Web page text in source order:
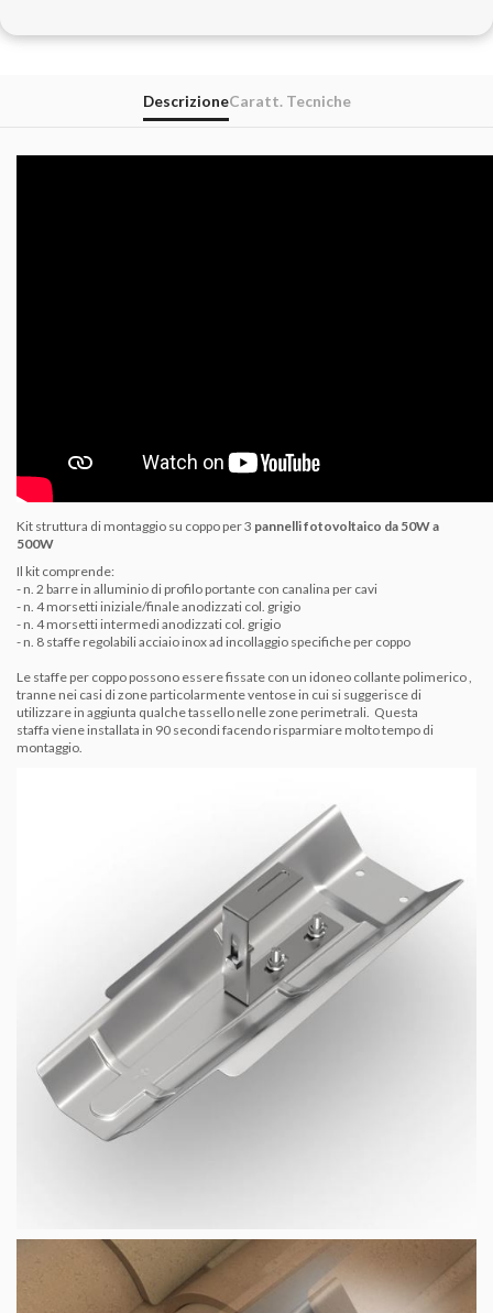
DescrizioneCaratt. Tecniche
Kit struttura di montaggio su coppo per 3 pannelli fotovoltaico da 50W a
500W
Il kit comprende:
- n. 2 barre in alluminio di profilo portante con canalina per cavi
- n. 4 morsetti iniziale/finale anodizzati col. grigio
- n. 4 morsetti intermedi anodizzati col. grigio
- n. 8 staffe regolabili acciaio inox ad incollaggio specifiche per coppo
Le staffe per coppo possono essere fissate con un idoneo collante polimerico ,
tranne nei casi di zone particolarmente ventose in cui si suggerisce di
utilizzare in aggiunta qualche tassello nelle zone perimetrali. Questa
staffa viene installata in 90 secondi facendo risparmiare molto tempo di
montaggio.